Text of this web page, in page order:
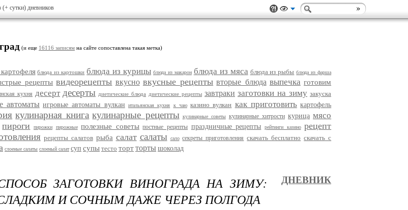
(+ сутки) дневников
(и еще 16116 записям на сайте сопоставлена такая метка)
блюда из картошки блюда из курицы блюда из макарон блюда из мяса блюда из рыбы блюда из фарша
рецепты видеорецепты вкусно вкусные рецепты вторые блюда выпечка готовим
кухня десерт десерты диетические блюда диетические рецепты завтраки заготовки на зиму закуска
автоматы игровые автоматы вулкан итальянская кухня к чаю казино вулкан как приготовить картофель
кулинарная книга кулинарные рецепты кулинарные советы кулинарные хитрости курица мясо
пироги пирожки пирожные полезные советы постные рецепты праздничные рецепты рейтинги казино рецепт
рецепты салатов рыба салат салаты сало секреты приготовления скачать бесплатно скачать с
слоеные салаты слоеный салат суп супы тесто тортторты шоколад
ЗАГОТОВКИ ВИНОГРАДА НА ЗИМУ:
И СОЧНЫМ ДАЖЕ ЧЕРЕЗ ПОЛГОДА
ДНЕВНИК